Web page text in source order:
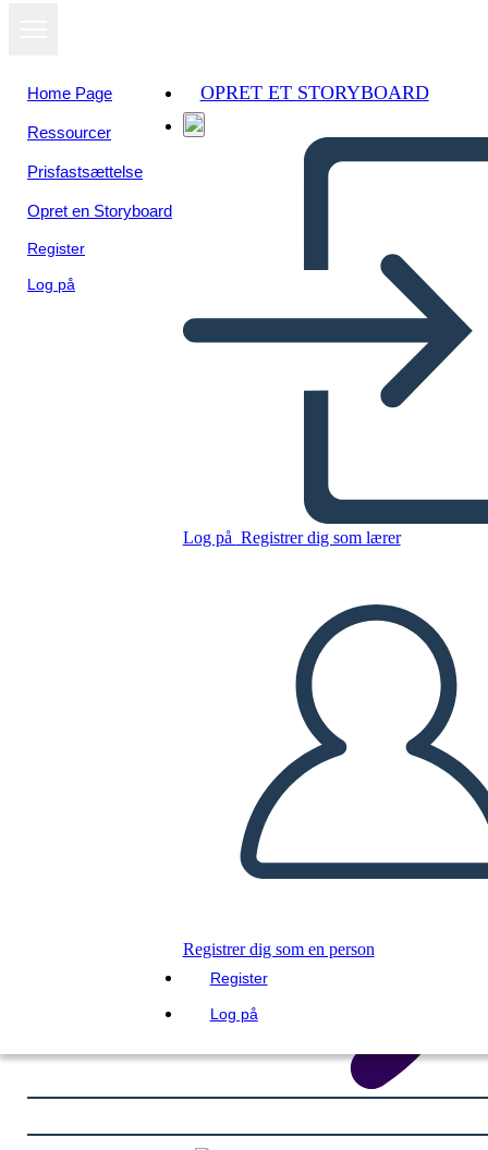
Home Page
Ressourcer
Prisfastsættelse
Opret en Storyboard
Register
Log på
OPRET ET STORYBOARD
Log på Registrer dig som lærer
Registrer dig som en person
Register
Log på
Kopier dette storyboard
LÆS FOR MIG